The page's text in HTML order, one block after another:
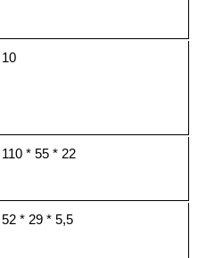
10
110 * 55 * 22
52 * 29 * 5,5